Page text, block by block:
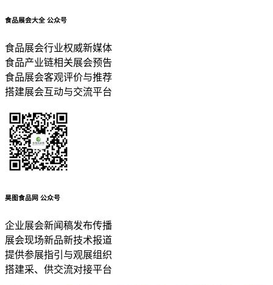
食品展会大全 公众号
食品展会行业权威新媒体
食品产业链相关展会预告
食品展会客观评价与推荐
搭建展会互动与交流平台
昊图食品网 公众号
企业展会新闻稿发布传播
展会现场新品新技术报道
提供参展指引与观展组织
搭建采、供交流对接平台